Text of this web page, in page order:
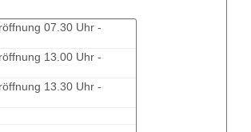
07.30 Uhr -
13.00 Uhr -
13.30 Uhr -